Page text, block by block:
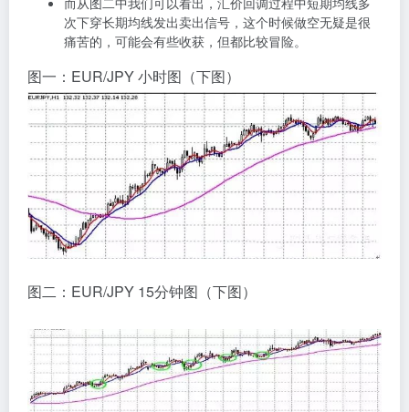
次下穿长期均线发出卖出信号，这个时候做空无疑是很
痛苦的，可能会有些收获，但都比较冒险。
图一：EUR/JPY 小时图（下图）
图二：EUR/JPY 15分钟图（下图）